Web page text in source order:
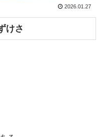
2026.01.27
けさ